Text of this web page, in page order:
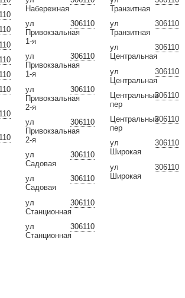
Набережная
306110
ул
Привокзальная
1-я
306110
ул
Привокзальная
1-я
306110
ул
Привокзальная
2-я
306110
ул
Привокзальная
2-я
306110
ул
Садовая
306110
ул
Садовая
306110
ул
Станционная
306110
ул
Станционная
Транзитная
306110
ул
Транзитная
306110
ул
Центральная
306110
ул
Центральная
306110
Центральный
пер
306110
Центральный
пер
306110
ул
Широкая
306110
ул
Широкая